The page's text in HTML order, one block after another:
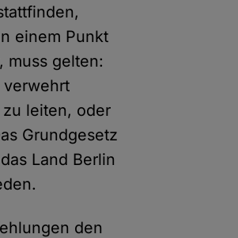
einem Punkt
muss gelten:
verwehrt
leiten, oder
Grundgesetz
Land Berlin
den